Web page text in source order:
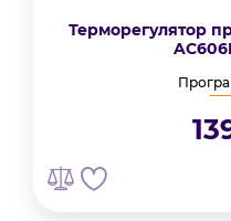
Терморегулятор